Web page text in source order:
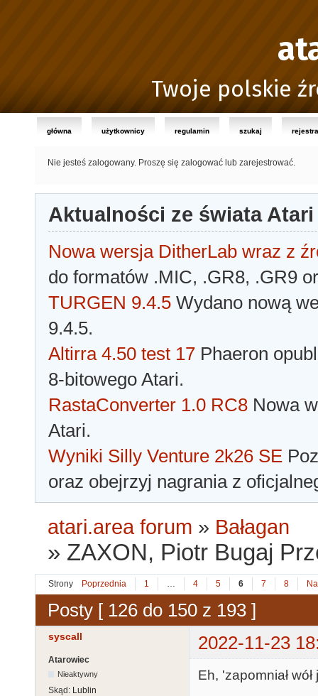
Twoje polskie
główna użytkownicy regulamin szukaj
Nie jesteś zalogowany. Proszę się zalogować lub zarejestrować.
Aktualności ze świata Atari
Nowa wersja DitherLab wraz z
do formatów .MIC, .GR8, .GR9
TURGEN 9.4.5 Wydano nową
9.4.5.
Altirra 4.50 test 17 Phaeron
8-bitowego Atari.
RastaConverter 1.0 RC8 Nowa
Atari.
Wyniki Silly Venture 2k26 SE
oraz obejrzyj nagrania z
atari.area forum » Bałagan
» ZAXON, Piotr Bugaj
Strony Poprzednia 1 … 4 5 6 7 8
Posty [ 126 do 150 z 193 ]
syscall 2022-11-23
Atarowiec
Nieaktywny
Skąd: Lublin
Eh, 'zapomniał